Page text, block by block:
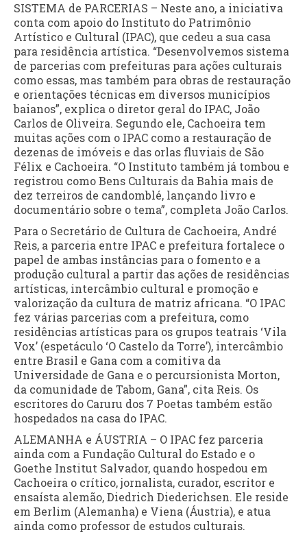
SISTEMA de PARCERIAS – Neste ano, a iniciativa
conta com apoio do Instituto do Patrimônio
Artístico e Cultural (IPAC), que cedeu a sua casa
para residência artística. “Desenvolvemos sistema
de parcerias com prefeituras para ações culturais
como essas, mas também para obras de restauração
e orientações técnicas em diversos municípios
baianos”, explica o diretor geral do IPAC, João
Carlos de Oliveira. Segundo ele, Cachoeira tem
muitas ações com o IPAC como a restauração de
dezenas de imóveis e das orlas fluviais de São
Félix e Cachoeira. “O Instituto também já tombou e
registrou como Bens Culturais da Bahia mais de
dez terreiros de candomblé, lançando livro e
documentário sobre o tema”, completa João Carlos.
Para o Secretário de Cultura de Cachoeira, André
Reis, a parceria entre IPAC e prefeitura fortalece o
papel de ambas instâncias para o fomento e a
produção cultural a partir das ações de residências
artísticas, intercâmbio cultural e promoção e
valorização da cultura de matriz africana. “O IPAC
fez várias parcerias com a prefeitura, como
residências artísticas para os grupos teatrais ‘Vila
Vox’ (espetáculo ‘O Castelo da Torre’), intercâmbio
entre Brasil e Gana com a comitiva da
Universidade de Gana e o percursionista Morton,
da comunidade de Tabom, Gana”, cita Reis. Os
escritores do Caruru dos 7 Poetas também estão
hospedados na casa do IPAC.
ALEMANHA e ÁUSTRIA – O IPAC fez parceria
ainda com a Fundação Cultural do Estado e o
Goethe Institut Salvador, quando hospedou em
Cachoeira o crítico, jornalista, curador, escritor e
ensaísta alemão, Diedrich Diederichsen. Ele reside
em Berlim (Alemanha) e Viena (Áustria), e atua
ainda como professor de estudos culturais.